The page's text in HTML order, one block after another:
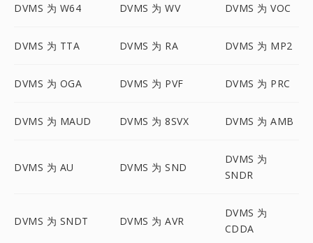
DVMS 为 W64 DVMS 为 WV DVMS 为 VOC
DVMS 为 TTA DVMS 为 RA DVMS 为 MP2
DVMS 为 OGA DVMS 为 PVF DVMS 为 PRC
DVMS 为 MAUD DVMS 为 8SVX DVMS 为 AMB
DVMS 为 AU DVMS 为 SND
DVMS 为
SNDR
DVMS 为 SNDT DVMS 为 AVR
DVMS 为
CDDA